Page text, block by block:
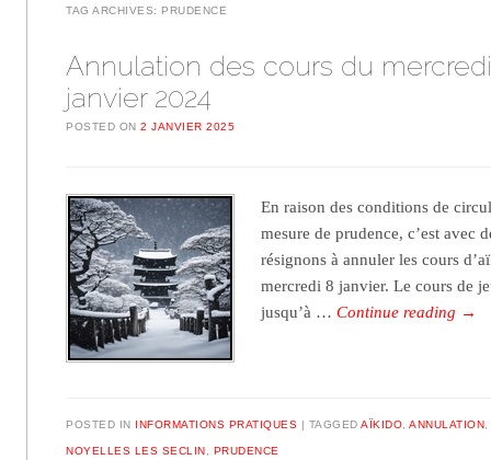
TAG ARCHIVES: PRUDENCE
Annulation des cours du
janvier 2024
POSTED ON2 JANVIER 2025
En raison des conditions de
mesure de prudence, c’est avec
résignons à annuler les cours
mercredi 8 janvier. Le cours de
jusqu’à …Continue reading →
POSTED IN INFORMATIONS PRATIQUES TAGGEDAÏKIDO ,ANNULATION
NOYELLES LES SECLIN PRUDENCE